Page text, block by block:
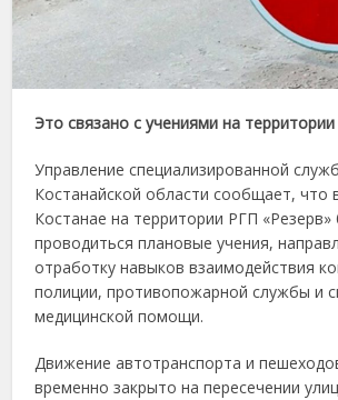
Это связано с учениями на
Управление специализированной
Костанайской области сообщает, что
Костанае на территории РГП «Резерв»
проводиться плановые учения,
отработку навыков взаимодействия
полиции, противопожарной службы и
медицинской помощи.
Движение автотранспорта и
временно закрыто на пересечении